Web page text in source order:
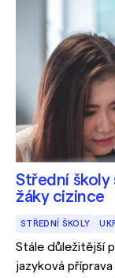
Střední školy
žáky cizince
STŘEDNÍ ŠKOLY
Stále důležitější
jazyková